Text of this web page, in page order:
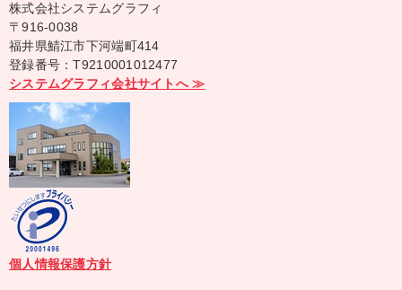
株式会社システムグラフィ
〒916-0038
福井県鯖江市下河端町414
登録番号：T9210001012477
システムグラフィ会社サイトへ ≫
個人情報保護方針